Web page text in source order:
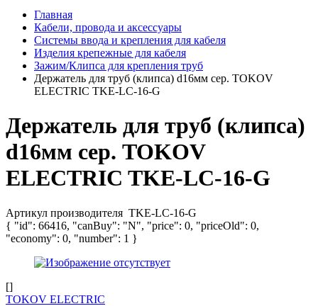
Главная
Кабели, провода и аксессуары
Системы ввода и крепления для кабеля
Изделия крепежные для кабеля
Зажим/Клипса для крепления труб
Держатель для труб (клипса) d16мм сер. TOKOV
ELECTRIC TKE-LC-16-G
Держатель для труб (клипса)
d16мм сер. TOKOV
ELECTRIC TKE-LC-16-G
Артикул производителя TKE-LC-16-G
{ "id": 66416, "canBuy": "N", "price": 0, "priceOld": 0,
"economy": 0, "number": 1 }
[]
TOKOV ELECTRIC